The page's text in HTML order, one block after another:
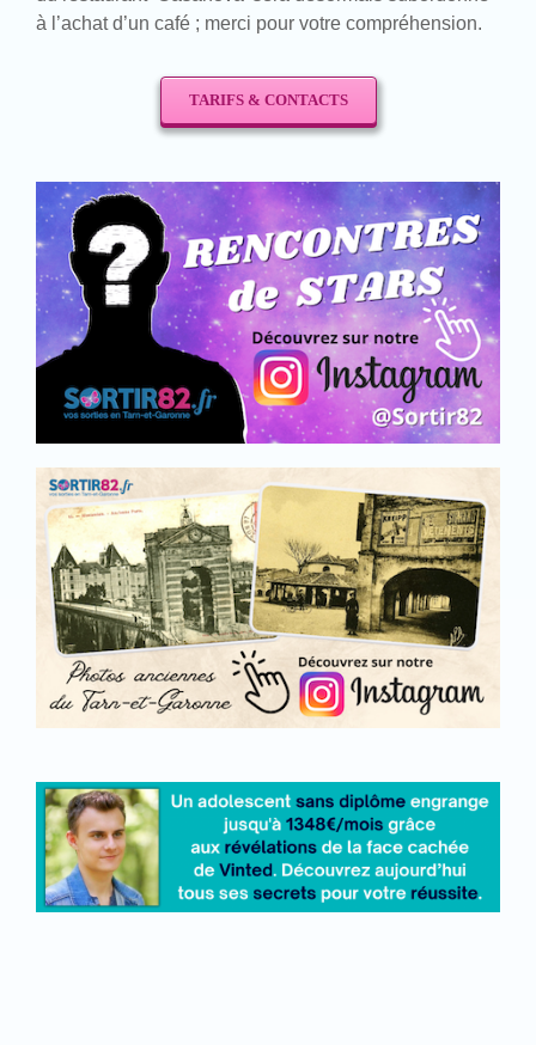
à l’achat d’un café ; merci pour votre compréhension.
TARIFS & CONTACTS